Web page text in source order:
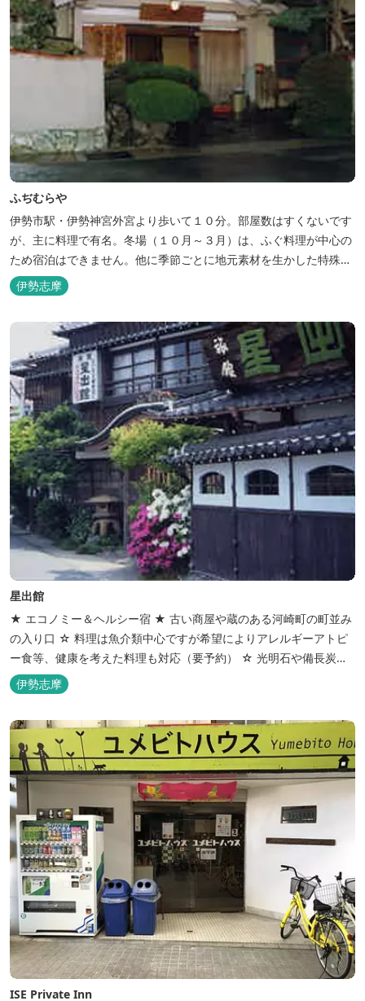
ふぢむらや
伊勢市駅・伊勢神宮外宮より歩いて１０分。部屋数はすくないです
が、主に料理で有名。冬場（１０月～３月）は、ふぐ料理が中心の
ため宿泊はできません。他に季節ごとに地元素材を生かした特殊料
理もお楽しみ頂けます。
伊勢志摩
星出館
★ エコノミー＆ヘルシー宿 ★ 古い商屋や蔵のある河崎町の町並み
の入り口 ☆ 料理は魚介類中心ですが希望によりアレルギーアトピ
ー食等、健康を考えた料理も対応（要予約） ☆ 光明石や備長炭を
設置した青森ヒバと信楽焼のお風呂で心身のリフレッシュを！
【Japanese Inn Group 会員です】
伊勢志摩
ISE Private Inn